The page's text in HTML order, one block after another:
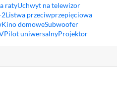
ratyUchwyt na telewizor
2Listwa przeciwprzepięciowa
Kino domoweSubwoofer
Pilot uniwersalnyProjektor